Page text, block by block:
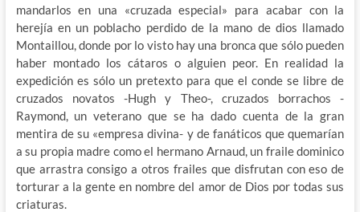
mandarlos en una «cruzada especial» para acabar con la
herejía en un poblacho perdido de la mano de dios llamado
Montaillou, donde por lo visto hay una bronca que sólo pueden
haber montado los cátaros o alguien peor. En realidad la
expedición es sólo un pretexto para que el conde se libre de
cruzados novatos -Hugh y Theo-, cruzados borrachos -
Raymond, un veterano que se ha dado cuenta de la gran
mentira de su «empresa divina- y de fanáticos que quemarían
a su propia madre como el hermano Arnaud, un fraile dominico
que arrastra consigo a otros frailes que disfrutan con eso de
torturar a la gente en nombre del amor de Dios por todas sus
criaturas.